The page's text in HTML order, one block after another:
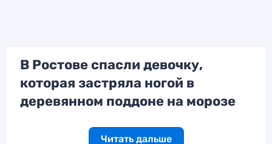
В Ростове спасли девочку,
которая застряла ногой в
деревянном поддоне на морозе
Читать дальше